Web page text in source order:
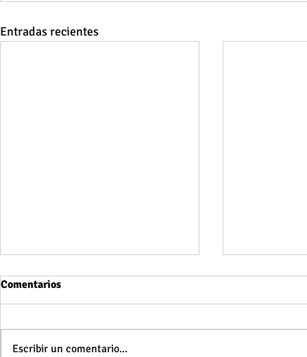
Entradas recientes
Comentarios
Escribir un comentario...